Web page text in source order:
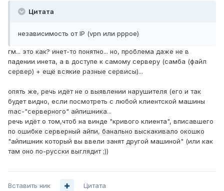
Цитата
независимость от IP (vpn или pppoe)
гм... это как? инет-то понятно... но, проблема даже не в
падении инета, а в доступе к самому серверу (самба (файл
сервер) + ещё всякие разные сервисы)...
опять же, речь идёт не о выявлении нарушителя (его и так
будет видно, если посмотреть с любой клиентской машины
mac-"серверного" айпишника...
речь идёт о том,чтоб на винде "кривого клиента", вписавшего
по ошибке серверный айпи, банально выскакивало окошко
"айпишник который вы ввели занят другой машиной" (или как
там оно по-русски выглядит ;))
Вставить ник Цитата